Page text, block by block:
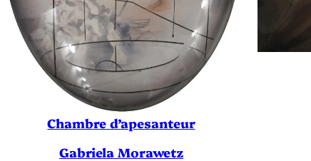
Chambre d’apesanteur
Gabriela Morawetz